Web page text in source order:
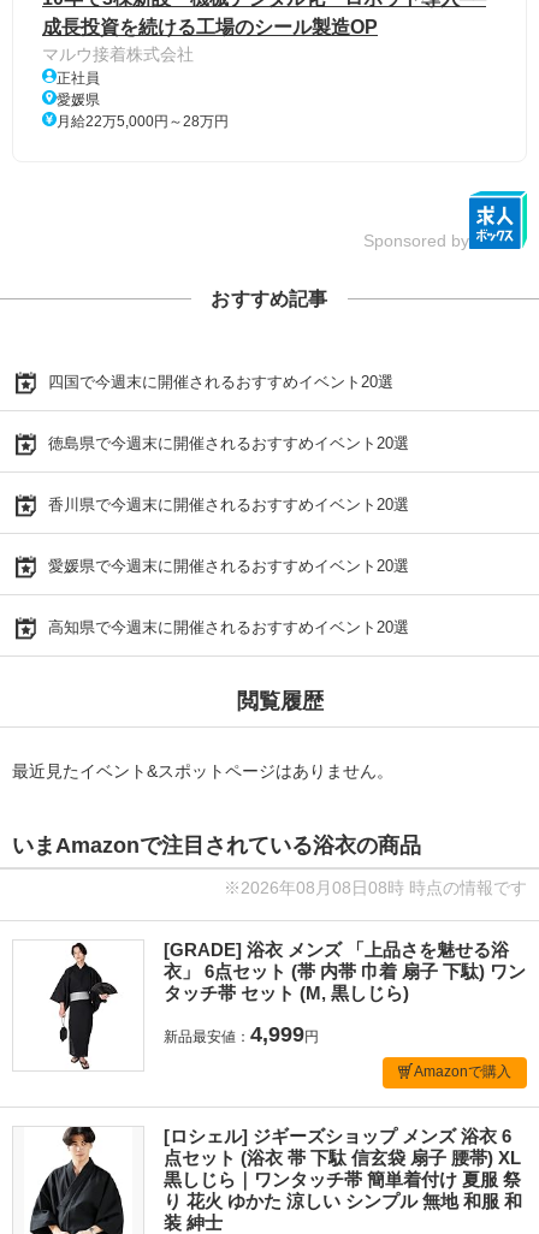
成長投資を続ける工場のシール製造OP
マルウ接着株式会社
正社員
愛媛県
月給22万5,000円～28万円
Sponsored by
おすすめ記事
四国で今週末に開催されるおすすめイベント20選
徳島県で今週末に開催されるおすすめイベント20選
香川県で今週末に開催されるおすすめイベント20選
愛媛県で今週末に開催されるおすすめイベント20選
高知県で今週末に開催されるおすすめイベント20選
閲覧履歴
最近見たイベント&スポットページはありません。
いまAmazonで注目されている浴衣の商品
※2026年08月08日08時 時点の情報です
[GRADE] 浴衣 メンズ 「上品さを魅せる浴
衣」 6点セット (帯 内帯 巾着 扇子 下駄) ワン
タッチ帯 セット (M, 黒しじら)
新品最安値： 4,999円
Amazonで購入
[ロシェル] ジギーズショップ メンズ 浴衣 6
点セット (浴衣 帯 下駄 信玄袋 扇子 腰帯) XL
黒しじら｜ワンタッチ帯 簡単着付け 夏服 祭
り 花火 ゆかた 涼しい シンプル 無地 和服 和
装 紳士